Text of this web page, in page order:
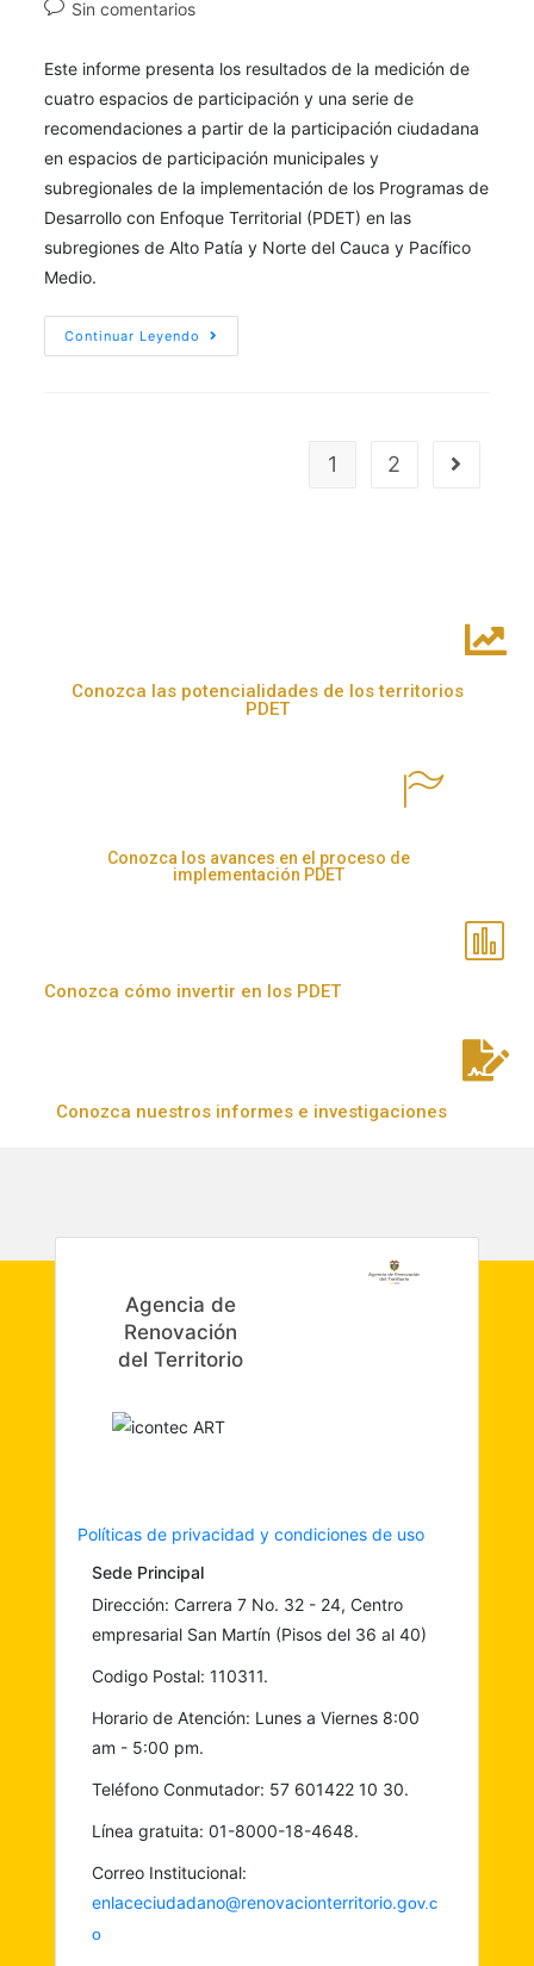
Sin comentarios
Este informe presenta los resultados de la medición de
cuatro espacios de participación y una serie de
recomendaciones a partir de la participación ciudadana
en espacios de participación municipales y
subregionales de la implementación de los Programas de
Desarrollo con Enfoque Territorial (PDET) en las
subregiones de Alto Patía y Norte del Cauca y Pacífico
Medio.
Continuar Leyendo
1 2
Conozca las potencialidades de los territorios
PDET
Conozca los avances en el proceso de
implementación PDET
Conozca cómo invertir en los PDET
Conozca nuestros informes e investigaciones
Agencia de
Renovación
del Territorio
Sede Principal
Dirección: Carrera 7 No. 32 - 24, Centro
empresarial San Martín (Pisos del 36 al 40)
Codigo Postal: 110311.
Horario de Atención: Lunes a Viernes 8:00
am - 5:00 pm.
Teléfono Conmutador: 57 601422 10 30.
Línea gratuita: 01-8000-18-4648.
Correo Institucional:
enlaceciudadano@renovacionterritorio.gov.c
o
Políticas de privacidad y condiciones de uso